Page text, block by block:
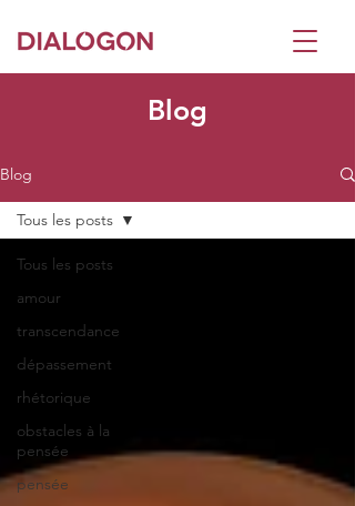
Blog
Blog
Tous les posts
amour
transcendance
dépassement
rhétorique
obstacles à la
pensée
pensée
Tous les posts